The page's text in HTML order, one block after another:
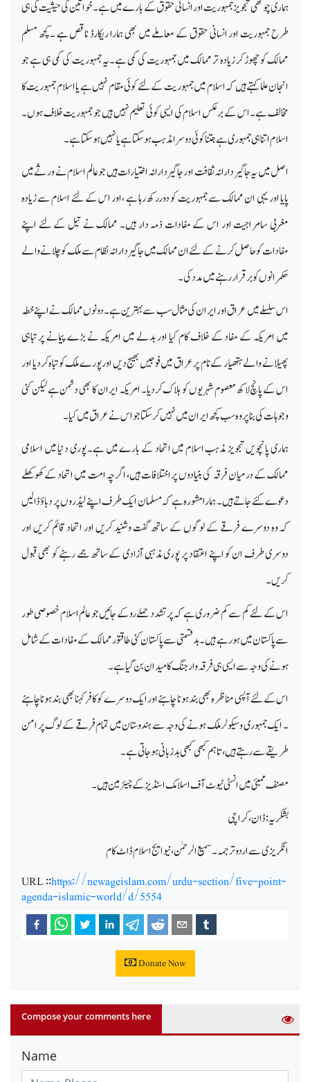
ہماری چوتھی تجویز جمہوریت اور انسانی حقوق کے بارے میں ہے۔ خواتین کی حیثیت کی ہی
طرح جمہوریت اور انسانی حقوق کے معاملے میں بھی ہمارا ریکارڈ ناقص ہے ۔کچھ مسلم
ممالک کو چھوڑ کر زیادہ تر ممالک میں جمہوریت کی کمی ہے۔یہ جمہوریت کی کمی ہی ہے جو
انجان علما کہتے ہیں کہ اسلام میں جمہوریت کے لئے کوئی مقام نہیں ہے یا اسلام جمہوریت کا
مخالف ہے۔ اس کے برعکس اسلام کی ایسی کوئی تعلیم نہیں ہیں جو جمہوریت خلاف ہوں۔
اسلام اتنا ہی جمہوری ہے جتنا کوئی دوسرا مذہب ہوسکتا ہے یا نہیں ہوسکتا ہے۔
اصل میں یہ جاگیر دارانہ ثقافت اور جاگیردارانہ اختیارات ہیں جو عالم اسلام نے ورثے میں
پایا اور یہی ان ممالک سے جمہوریت کو دوررکھ رہا ہے ،اور اس کے لئے اسلام سے زیادہ
مغربی سامراجیت اور اس کے مفادات ذمہ دار ہیں۔ ممالک نے تیل کے لئے اپنے
مفادات کو حاصل کرنے کےلئے ان ممالک میں جاگیر دارانہ نظام سے ملک کو چلانے والے
حکمرانوں کو برقرار رہنے میں مدد کی۔
اس سلسلے میں عراق اور ایران کی مثال سب سے بہترین ہے۔ دونوں ممالک نے اپنے خطہ
میں امریکہ کے مفاد کے خلاف کام کیا اور بدلے میں امریکہ نے بڑے پیمانے پر تباہی
پھیلانے والے ہتھیار کے نام پر عراق میں فوجیں بھیج دیں اور پورے ملک کو تباہ کردیا اور
اس کے پانچ لاکھ معصوم شہریوں کو ہلاک کردیا۔ امریکہ ایران کا بھی دشمن ہے لیکن کئی
وجوہات کی بنا پر وہ سب کچھ ایران میں نہیں کرسکتا جو اس نے عراق میں کیا۔
ہماری پانچویں تجویز مذہب اسلام میں اتحاد کے بارے میں ہے۔ پوری دنیا میں اسلامی
ممالک کے درمیان فرقہ کی بنیادوں پراختلافات ہیں، اگرچہ امت میں اتحاد کے کھوکھلے
دعوے کئے جاتے ہیں ۔ ہمارا مشورہ ہے کہ مسلمان ایک طرف اپنے لیڈر وں پر دباؤ ڈالیں
کہ وہ دوسرے فرقے کے لوگوں کے ساتھ گفت وشنید کریں اور اتحاد قائم کریں اور
دوسری طرف ان کو اپنے اعتقاد پر پوری مذہبی آزادی کے ساتھ جمے رہنے کو بھی قبول
کریں۔
اس کے لئے کم سے کم ضروری ہے کہ پرتشدد حملے روکے جائیں جو عالم اسلام خصوصی طور
سے پاکستان میں ہورہے ہیں ۔بدقسمتی سے پاکستان کئی طاقتور ممالک کے مفادات کے شامل
ہونے کی وجہ سے ایسی ہی فرقہ وار جنگ کا میدان بن گیا ہے۔
اس کےلئے آپسی مناظرہ بھی بند ہونا چاہئے اور ایک دوسرے کو کافر کہنا بھی بند ہوناچاہئے
۔ ایک جمہوری وسیکولر ملک ہونے کی وجہ سے ہندوستان میں تمام فرقے کے لوگ پر امن
طریقے سے رہتے ہیں ،تاہم کبھی کبھی بدزبانی ہوجاتی ہے۔
مصنف ممبئی میں انسٹی ٹیوٹ آف اسلامک اسٹڈیز کے چیئر مین ہیں۔
بشکریہ : ڈان ،کراچی
انگریزی سے اردوترجمہ ۔ سمیع الرحمٰن ،نیو ایج اسلام ڈاٹ کام
URL::https://newageislam.com/urdu-section/five-point-
agenda-islamic-world/d/5554
Donate Now
Compose your comments here
Name